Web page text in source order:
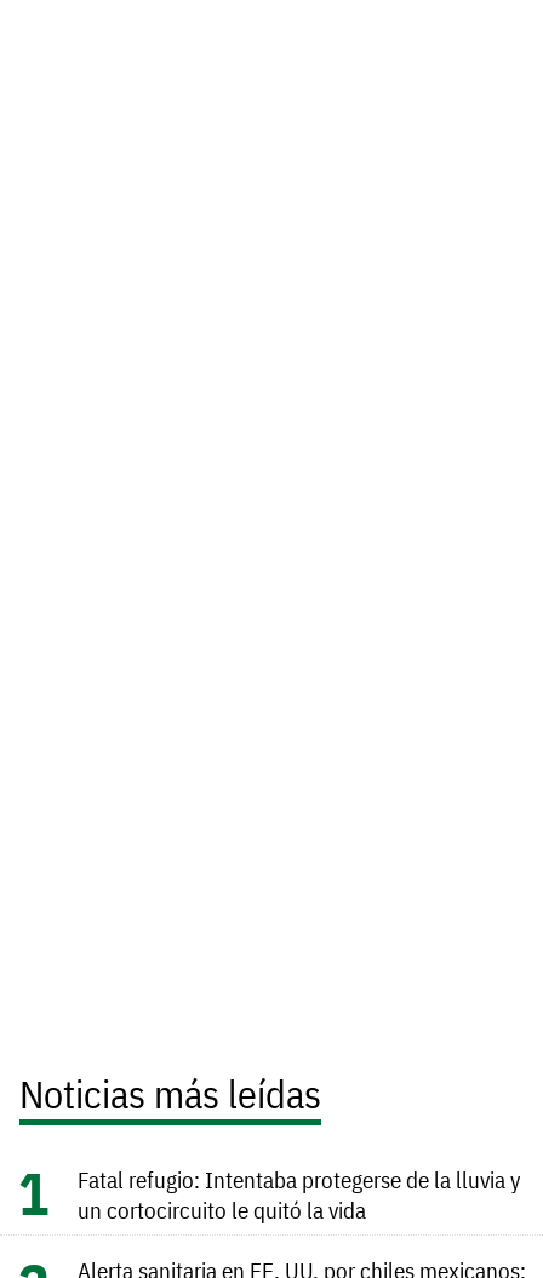
Noticias más leídas
Fatal refugio: Intentaba protegerse de la lluvia y
un cortocircuito le quitó la vida
Alerta sanitaria en EE. UU. por chiles mexicanos: